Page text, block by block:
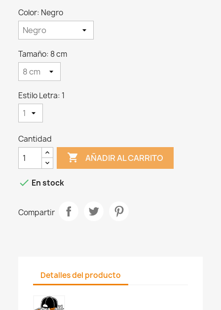
Color: Negro
Tamaño: 8 cm
Estilo Letra: 1
Cantidad
 AÑADIR AL CARRITO
 En stock
Compartir
Detalles del producto